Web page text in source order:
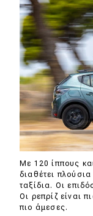
Με 120 ίππους
διαθέτει
ταξίδια. Οι
Οι ρεπρίζ είναι
πιο άμεσες.